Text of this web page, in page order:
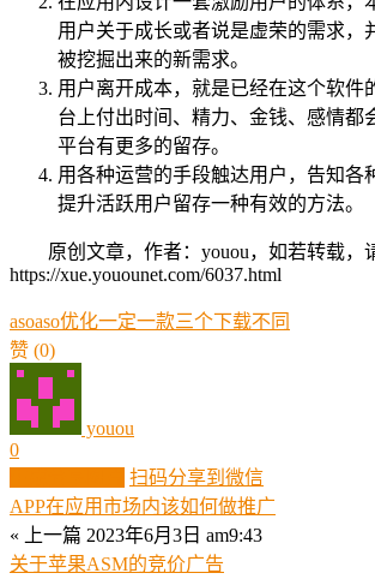
用户关于成长或者说是虚荣的需求，
被挖掘出来的新需求。
用户离开成本，就是已经在这个软件
台上付出时间、精力、金钱、感情都
平台有更多的留存。
用各种运营的手段触达用户，告知各
提升活跃用户留存一种有效的方法。
原创文章，作者：youou，如若转载，
https://xue.youounet.com/6037.html
asoaso优化一定一款三个下载不同
赞 (0)
youou
0
扫码分享到微信
APP在应用市场内该如何做推广
« 上一篇 2023年6月3日 am9:43
关于苹果ASM的竞价广告